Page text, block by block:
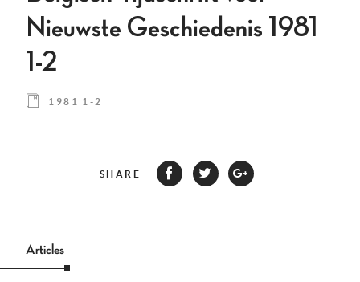
Nieuwste Geschiedenis 1981
1-2
1981 1-2
SHARE
Articles